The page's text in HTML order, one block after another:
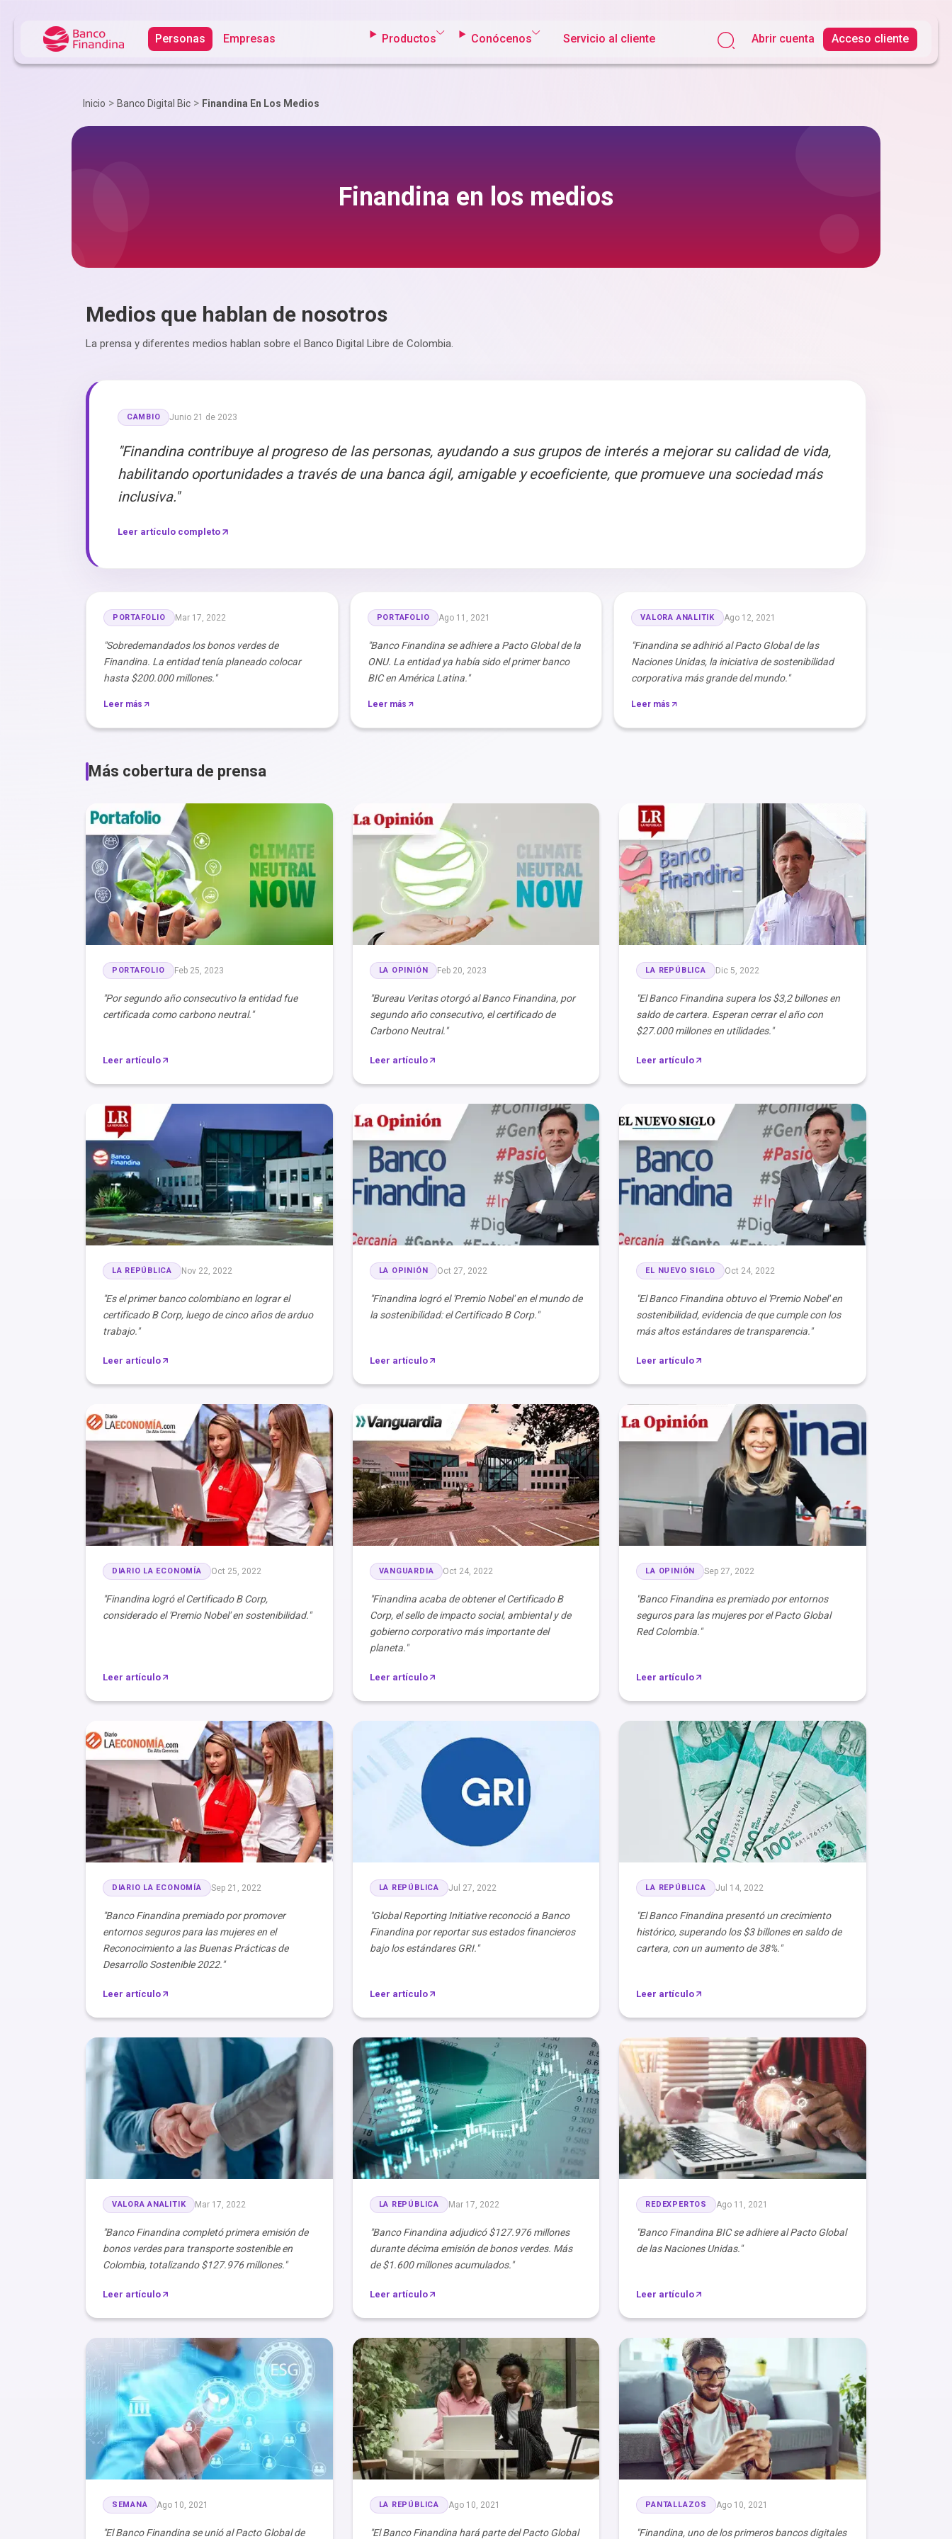
Personas Empresas Productos Conócenos Servicio al cliente Abrir cuenta Acceso cliente
Inicio > Banco Digital Bic > Finandina En Los Medios
Finandina en los medios
Medios que hablan de nosotros
La prensa y diferentes medios hablan sobre el Banco Digital Libre de Colombia.
CAMBIO Junio 21 de 2023
"Finandina contribuye al progreso de las personas, ayudando a sus grupos de interés a mejorar su calidad de vida,
habilitando oportunidades a través de una banca ágil, amigable y ecoeficiente, que promueve una sociedad más
inclusiva."
Leer artículo completo
PORTAFOLIO Mar 17, 2022
"Sobredemandados los bonos verdes de
Finandina. La entidad tenía planeado colocar
hasta $200.000 millones."
Leer más
PORTAFOLIO Ago 11, 2021
"Banco Finandina se adhiere a Pacto Global de la
ONU. La entidad ya había sido el primer banco
BIC en América Latina."
Leer más
VALORA ANALITIK Ago 12, 2021
"Finandina se adhirió al Pacto Global de las
Naciones Unidas, la iniciativa de sostenibilidad
corporativa más grande del mundo."
Leer más
Más cobertura de prensa
PORTAFOLIO Feb 25, 2023
"Por segundo año consecutivo la entidad fue
certificada como carbono neutral."
Leer artículo
LA OPINIÓN Feb 20, 2023
"Bureau Veritas otorgó al Banco Finandina, por
segundo año consecutivo, el certificado de
Carbono Neutral."
Leer artículo
LA REPÚBLICA Dic 5, 2022
"El Banco Finandina supera los $3,2 billones en
saldo de cartera. Esperan cerrar el año con
$27.000 millones en utilidades."
Leer artículo
LA REPÚBLICA Nov 22, 2022
"Es el primer banco colombiano en lograr el
certificado B Corp, luego de cinco años de arduo
trabajo."
Leer artículo
LA OPINIÓN Oct 27, 2022
"Finandina logró el 'Premio Nobel' en el mundo de
la sostenibilidad: el Certificado B Corp."
Leer artículo
EL NUEVO SIGLO Oct 24, 2022
"El Banco Finandina obtuvo el 'Premio Nobel' en
sostenibilidad, evidencia de que cumple con los
más altos estándares de transparencia."
Leer artículo
DIARIO LA ECONOMÍA Oct 25, 2022
"Finandina logró el Certificado B Corp,
considerado el 'Premio Nobel' en sostenibilidad."
Leer artículo
VANGUARDIA Oct 24, 2022
"Finandina acaba de obtener el Certificado B
Corp, el sello de impacto social, ambiental y de
gobierno corporativo más importante del
planeta."
Leer artículo
LA OPINIÓN Sep 27, 2022
"Banco Finandina es premiado por entornos
seguros para las mujeres por el Pacto Global
Red Colombia."
Leer artículo
DIARIO LA ECONOMÍA Sep 21, 2022
"Banco Finandina premiado por promover
entornos seguros para las mujeres en el
Reconocimiento a las Buenas Prácticas de
Desarrollo Sostenible 2022."
Leer artículo
LA REPÚBLICA Jul 27, 2022
"Global Reporting Initiative reconoció a Banco
Finandina por reportar sus estados financieros
bajo los estándares GRI."
Leer artículo
LA REPÚBLICA Jul 14, 2022
"El Banco Finandina presentó un crecimiento
histórico, superando los $3 billones en saldo de
cartera, con un aumento de 38%."
Leer artículo
VALORA ANALITIK Mar 17, 2022
"Banco Finandina completó primera emisión de
bonos verdes para transporte sostenible en
Colombia, totalizando $127.976 millones."
Leer artículo
LA REPÚBLICA Mar 17, 2022
"Banco Finandina adjudicó $127.976 millones
durante décima emisión de bonos verdes. Más
de $1.600 millones acumulados."
Leer artículo
REDEXPERTOS Ago 11, 2021
"Banco Finandina BIC se adhiere al Pacto Global
de las Naciones Unidas."
Leer artículo
SEMANA Ago 10, 2021
"El Banco Finandina se unió al Pacto Global de
LA REPÚBLICA Ago 10, 2021
"El Banco Finandina hará parte del Pacto Global
PANTALLAZOS Ago 10, 2021
"Finandina, uno de los primeros bancos digitales